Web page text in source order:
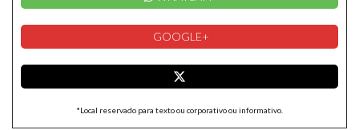
GOOGLE+
*Local reservado para texto ou corporativo ou informativo.